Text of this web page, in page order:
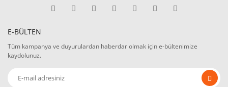
E-BÜLTEN
Tüm kampanya ve duyurulardan haberdar olmak için e-bültenimize
kaydolunuz.